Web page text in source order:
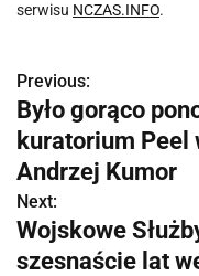
serwisu NCZAS.INFO.
N
a
w
i
g
Previous:
Było gorąco
kuratorium
Andrzej Kumor
Next:
Wojskowe
szesnaście lat